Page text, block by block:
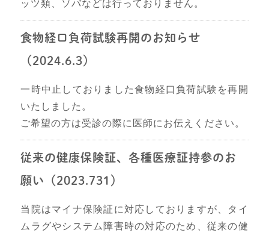
ッツ類、ソバなどは行っておりません。
食物経口負荷試験再開のお知らせ
（2024.6.3）
一時中止しておりました食物経口負荷試験を再開
いたしました。
ご希望の方は受診の際に医師にお伝えください。
従来の健康保険証、各種医療証持参のお
願い（2023.731）
当院はマイナ保険証に対応しておりますが、タイ
ムラグやシステム障害時の対応のため、従来の健